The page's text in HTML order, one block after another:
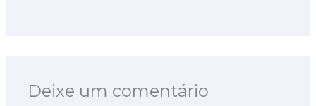
Deixe um comentário